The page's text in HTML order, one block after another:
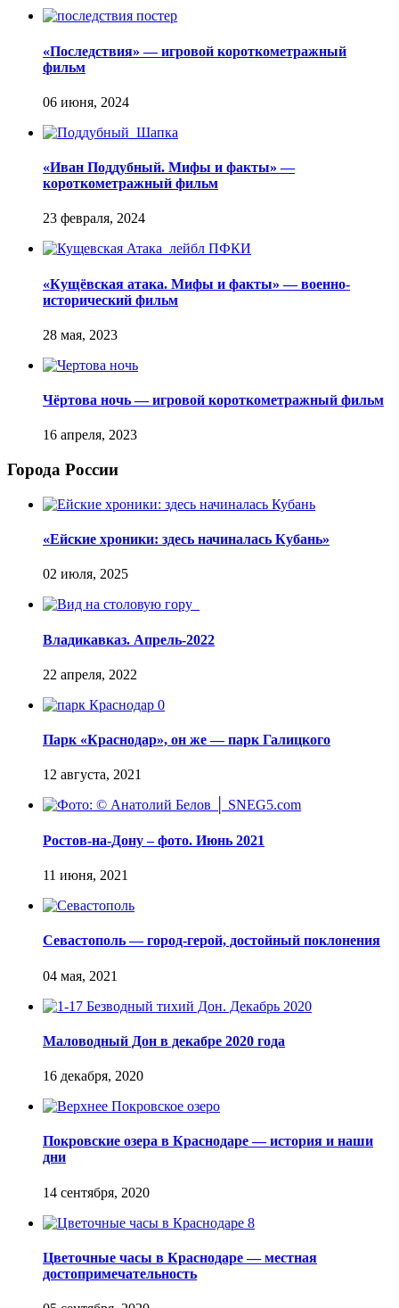
«Последствия» — игровой короткометражный
фильм
«Иван Поддубный. Мифы и факты» —
короткометражный фильм
«Кущёвская атака. Мифы и факты» — военно-
исторический фильм
Чёртова ночь — игровой короткометражный фильм
Города России
«Ейские хроники: здесь начиналась Кубань»
Владикавказ. Апрель-2022
Парк «Краснодар», он же — парк Галицкого
Ростов-на-Дону – фото. Июнь 2021
Севастополь — город-герой, достойный поклонения
Маловодный Дон в декабре 2020 года
Покровские озера в Краснодаре — история и наши
дни
Цветочные часы в Краснодаре — местная
достопримечательность